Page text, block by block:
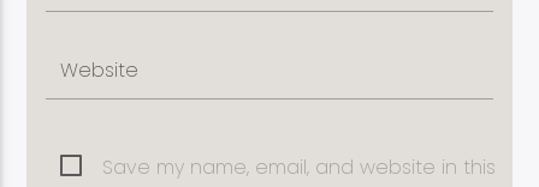
Save my name, email, and website in this